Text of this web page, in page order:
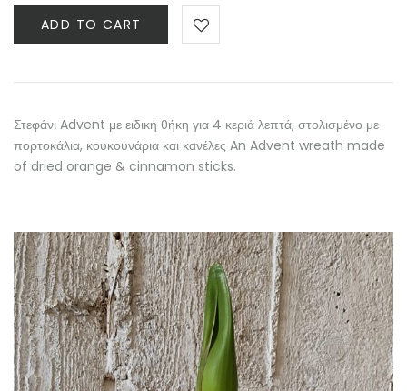
ADD TO CART
Στεφάνι Advent με ειδική θήκη για 4 κεριά λεπτά, στολισμένο με
πορτοκάλια, κουκουνάρια και κανέλες An Advent wreath made
of dried orange & cinnamon sticks.